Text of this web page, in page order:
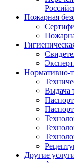
Пожарная
Нормативно-
Выдача
Паспорт
Другие